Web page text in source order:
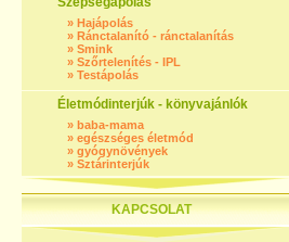
» Hajápolás
» Ránctalanító - ránctalanítás
» Smink
» Szőrtelenítés - IPL
» Testápolás
Életmódinterjúk - könyvajánlók
» baba-mama
» egészséges életmód
» gyógynövények
» Sztárinterjúk
KAPCSOLAT